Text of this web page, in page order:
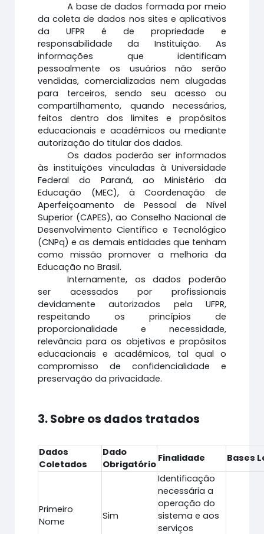
A base de dados formada por meio
da coleta de dados nos sites e aplicativos
da UFPR é de propriedade e
responsabilidade da Instituição. As
informações que identificam
pessoalmente os usuários não serão
vendidas, comercializadas nem alugadas
para terceiros, sendo seu acesso ou
compartilhamento, quando necessários,
feitos dentro dos limites e propósitos
educacionais e acadêmicos ou mediante
autorização do titular dos dados.
Os dados poderão ser informados
às instituições vinculadas à Universidade
Federal do Paraná, ao Ministério da
Educação (MEC), à Coordenação de
Aperfeiçoamento de Pessoal de Nível
Superior (CAPES), ao Conselho Nacional de
Desenvolvimento Científico e Tecnológico
(CNPq) e as demais entidades que tenham
como missão promover a melhoria da
Educação no Brasil.
Internamente, os dados poderão
ser acessados por profissionais
devidamente autorizados pela UFPR,
respeitando os princípios de
proporcionalidade e necessidade,
relevância para os objetivos e propósitos
educacionais e acadêmicos, tal qual o
compromisso de confidencialidade e
preservação da privacidade.
3. Sobre os dados tratados
Dados
Coletados
Dado
Obrigatório
Finalidade Bases
Primeiro
Nome
Sim
Identificação
necessária a
operação do
sistema e aos
serviços